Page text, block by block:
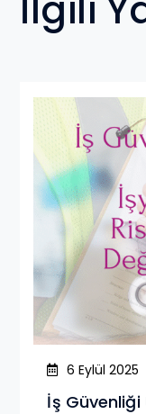
6 Eylül 2025
İş Güvenliği